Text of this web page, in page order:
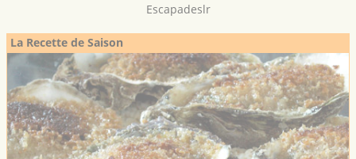
Escapadeslr
La Recette de Saison